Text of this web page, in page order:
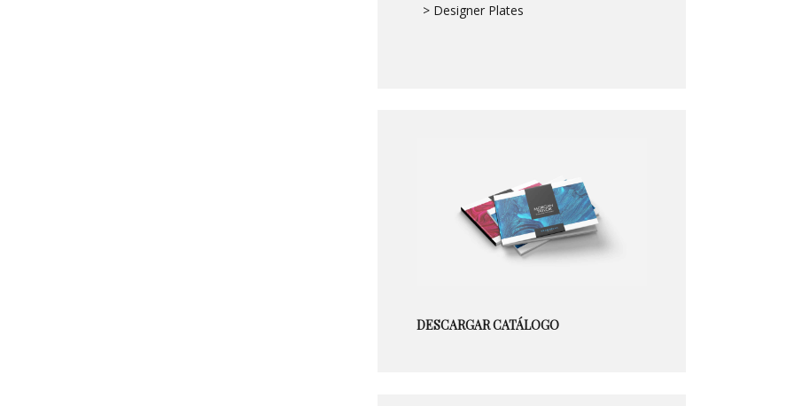
> Designer Plates
DESCARGAR CATÁLOGO